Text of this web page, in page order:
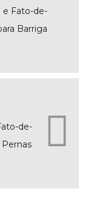
e Fato-de-
Barriga
de-
Pernas